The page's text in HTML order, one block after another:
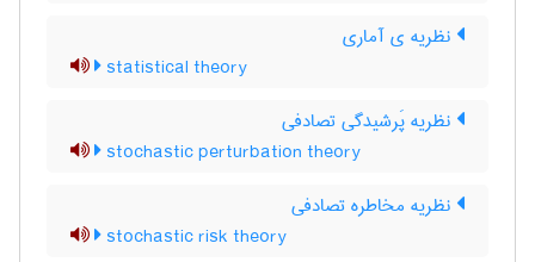
نظریه ی آماری
statistical theory
نظریه پَرشیدگی تصادفی
stochastic perturbation theory
نظریه مخاطره تصادفی
stochastic risk theory